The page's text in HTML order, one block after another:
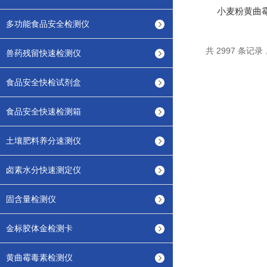
多功能食品安全检测仪
兽药残留快速检测仪
食品安全快检试剂盒
食品安全快速检测箱
土壤肥料养分速测仪
卤素水分快速测定仪
固含量检测仪
金标胶体金检测卡
黄曲霉毒素检测仪
小麦粉黄曲
共 2997 条记